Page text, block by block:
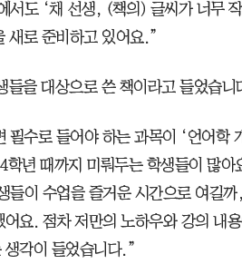
서도 ‘채 선생, (책의) 글씨가 너무
새로 준비하고 있어요.”
들을 대상으로 쓴 책이라고 들었습니
필수로 들어야 하는 과목이 ‘언어학
년 때까지 미뤄두는 학생들이 많아
들이 수업을 즐거운 시간으로 여길
요. 점차 저만의 노하우와 강의 내
생각이 들었습니다.”